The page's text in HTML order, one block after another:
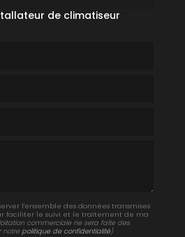
de climatiseur
l'ensemble des données transmises
faciliter le suivi et le traitement de ma
commerciale ne sera faite des
notre politique de confidentialité)